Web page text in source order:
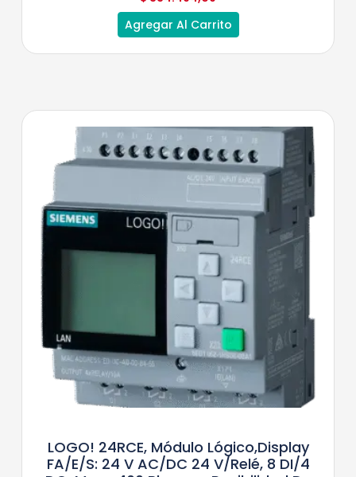
Agregar Al Carrito
LOGO! 24RCE, Módulo Lógico,display
FA/E/S: 24 V AC/DC 24 V/relé, 8 DI/4